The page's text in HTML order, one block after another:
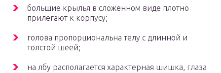
большие крылья в сложенном виде плотно
прилегают к корпусу;
голова пропорциональна телу с длинной и
толстой шеей;
на лбу располагается характерная шишка, глаза